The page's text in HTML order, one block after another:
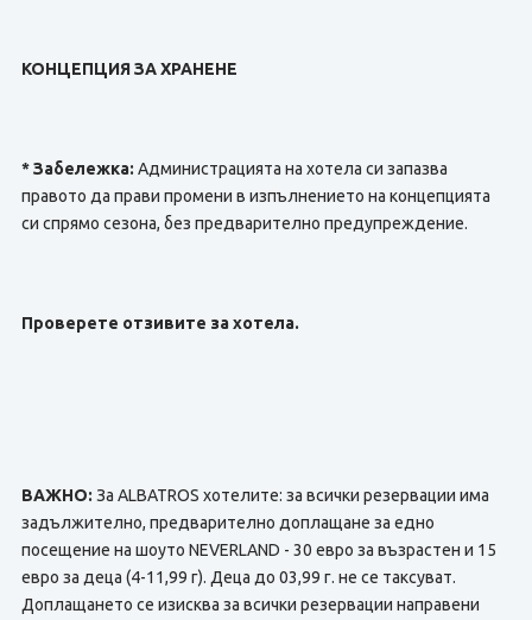
КОНЦЕПЦИЯ ЗА ХРАНЕНЕ
* Забележка: Администрацията на хотела си запазва
правото да прави промени в изпълнението на концепцията
си спрямо сезона, без предварително предупреждение.
Проверете отзивите за хотела.
ВАЖНО: За ALBATROS хотелите: за всички резервации има
задължително, предварително доплащане за едно
посещение на шоуто NEVERLAND - 30 евро за възрастен и 15
евро за деца (4-11,99 г). Деца до 03,99 г. не се таксуват.
Доплащането се изисква за всички резервации направени